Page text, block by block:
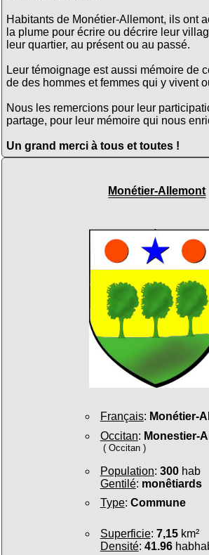
Habitants de Monétier-Allemont, ils ont
la plume pour écrire ou décrire leur
leur quartier, au présent ou au passé.
Leur témoignage est aussi mémoire de
de des hommes et femmes qui y vivent
Nous les remercions pour leur
partage, pour leur mémoire qui nous
Un grand merci à tous et toutes !
Monétier-Allemont
Français: Monétier-
Occitan: Monestier-
( Occitan )
Population: 300hab
Gentilé: monêtiards
Type: Commune
Superficie: 7,15km²
Densité: 41.96